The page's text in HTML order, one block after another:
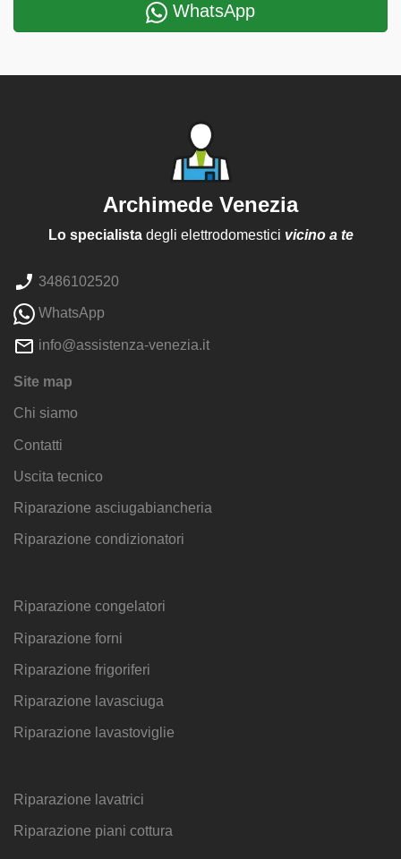
WhatsApp
Archimede Venezia
Lo specialistadegli elettrodomestici vicino a te
3486102520
WhatsApp
info@assistenza-venezia.it
Site map
Chi siamo
Contatti
Uscita tecnico
Riparazione asciugabiancheria
Riparazione condizionatori
Riparazione congelatori
Riparazione forni
Riparazione frigoriferi
Riparazione lavasciuga
Riparazione lavastoviglie
Riparazione lavatrici
Riparazione piani cottura